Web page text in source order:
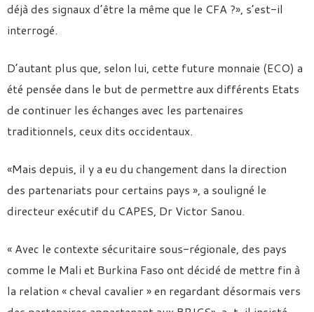
déjà des signaux d’être la même que le CFA ?», s’est-il
interrogé.
D’autant plus que, selon lui, cette future monnaie (ECO) a
été pensée dans le but de permettre aux différents Etats
de continuer les échanges avec les partenaires
traditionnels, ceux dits occidentaux.
«Mais depuis, il y a eu du changement dans la direction
des partenariats pour certains pays », a souligné le
directeur exécutif du CAPES, Dr Victor Sanou.
« Avec le contexte sécuritaire sous-régionale, des pays
comme le Mali et Burkina Faso ont décidé de mettre fin à
la relation « cheval cavalier » en regardant désormais vers